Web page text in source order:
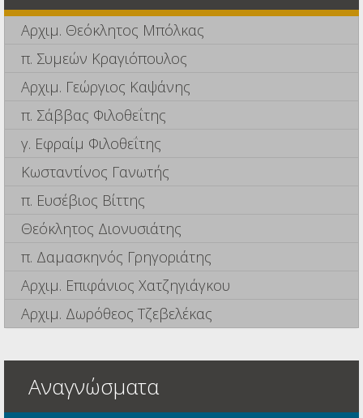
Αρχιμ. Θεόκλητος Μπόλκας
π. Συμεών Κραγιόπουλος
Αρχιμ. Γεώργιος Καψάνης
π. Σάββας Φιλοθεΐτης
γ. Εφραίμ Φιλοθεΐτης
Κωσταντίνος Γανωτής
π. Ευσέβιος Βίττης
Θεόκλητος Διονυσιάτης
π. Δαμασκηνός Γρηγοριάτης
Αρχιμ. Επιφάνιος Χατζηγιάγκου
Αρχιμ. Δωρόθεος Τζεβελέκας
Αναγνώσματα